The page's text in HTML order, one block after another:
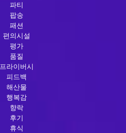
파티
팝송
패션
편의시설
평가
품질
프라이버시
피드백
해산물
행복감
향락
후기
휴식